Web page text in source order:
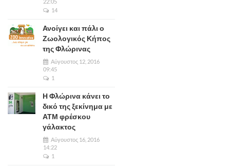
14
Ανοίγει και πάλι ο
Ζωολογικός Κήπος
της Φλώρινας
Αύγουστος 12, 2016
09:45
1
Η Φλώρινα κάνει το
δικό της ξεκίνημα με
ΑΤΜ φρέσκου
γάλακτος
Αύγουστος 16, 2016
14:22
1